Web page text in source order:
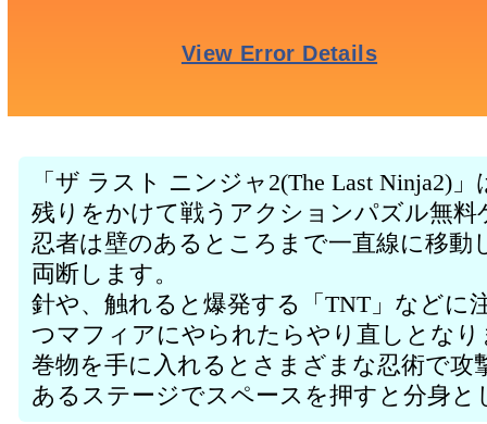
「ザ ラスト ニンジャ2(The Last Ninja2)
残りをかけて戦うアクションパズル無料
忍者は壁のあるところまで一直線に移動
両断します。
針や、触れると爆発する「TNT」などに
つマフィアにやられたらやり直しとなり
巻物を手に入れるとさまざまな忍術で攻
あるステージでスペースを押すと分身と